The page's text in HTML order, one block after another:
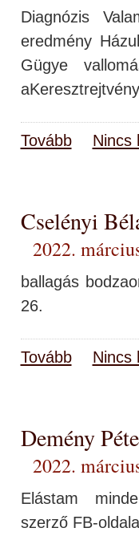
Diagnózis
eredmény
Gügye
Tovább Nincs
Cselényi
2022.
ballagás
26.
Tovább Nincs
Demény
2022.
Elástam
szerző FB-oldala